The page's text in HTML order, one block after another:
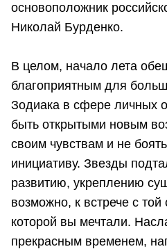
основоположник
Николай Бурденко.
В целом, начало лета
благоприятным для
Зодиака в сфере личных
быть открытыми новым
своим чувствам и не
инициативу. Звезды
развитию, укреплению
возможно, к встрече с
которой вы мечтали.
прекрасным временем,